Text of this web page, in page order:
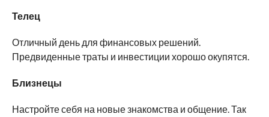
Телец
Отличный день для финансовых решений.
Предвиденные траты и инвестиции хорошо окупятся.
Близнецы
Настройте себя на новые знакомства и общение. Так